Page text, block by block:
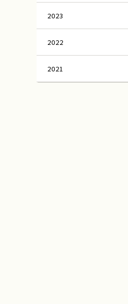
2023
2022
2021